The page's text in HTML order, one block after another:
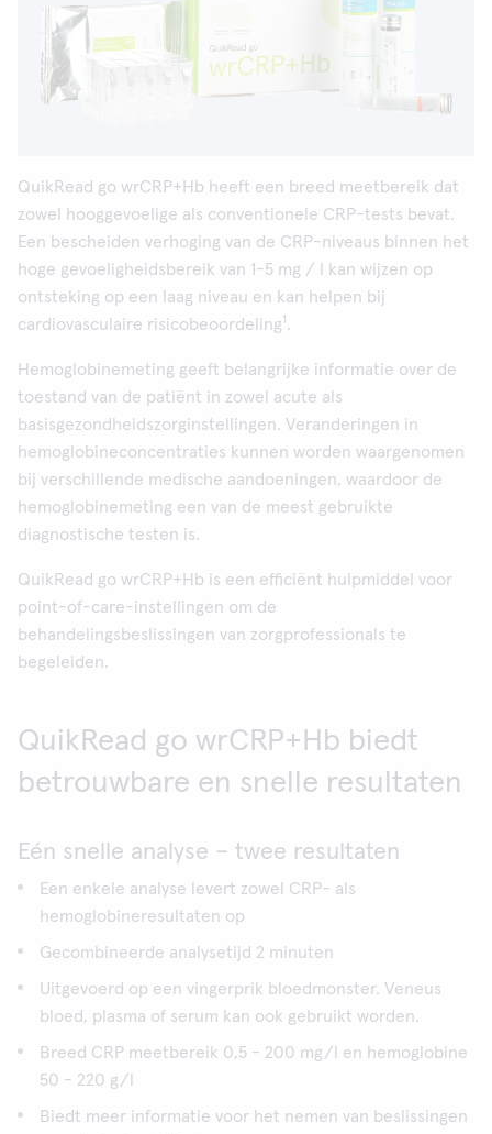
QuikRead go wrCRP+Hb heeft een breed meetbereik dat
zowel hooggevoelige als conventionele CRP-tests bevat.
Een bescheiden verhoging van de CRP-niveaus binnen het
hoge gevoeligheidsbereik van 1-5 mg / l kan wijzen op
ontsteking op een laag niveau en kan helpen bij
cardiovasculaire risicobeoordeling1 .
Hemoglobinemeting geeft belangrijke informatie over de
toestand van de patiënt in zowel acute als
basisgezondheidszorginstellingen. Veranderingen in
hemoglobineconcentraties kunnen worden waargenomen
bij verschillende medische aandoeningen, waardoor de
hemoglobinemeting een van de meest gebruikte
diagnostische testen is.
QuikRead go wrCRP+Hb is een efficiënt hulpmiddel voor
point-of-care-instellingen om de
behandelingsbeslissingen van zorgprofessionals te
begeleiden.
QuikRead go wrCRP+Hb biedt
betrouwbare en snelle resultaten
Eén snelle analyse – twee resultaten
Een enkele analyse levert zowel CRP- als
hemoglobineresultaten op
Gecombineerde analysetijd 2 minuten
Uitgevoerd op een vingerprik bloedmonster. Veneus
bloed, plasma of serum kan ook gebruikt worden.
Breed CRP meetbereik 0,5 - 200 mg/l en hemoglobine
50 - 220 g/l
Biedt meer informatie voor het nemen van beslissingen